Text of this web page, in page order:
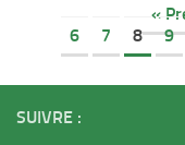
«
6
7 8 9
SUIVRE :